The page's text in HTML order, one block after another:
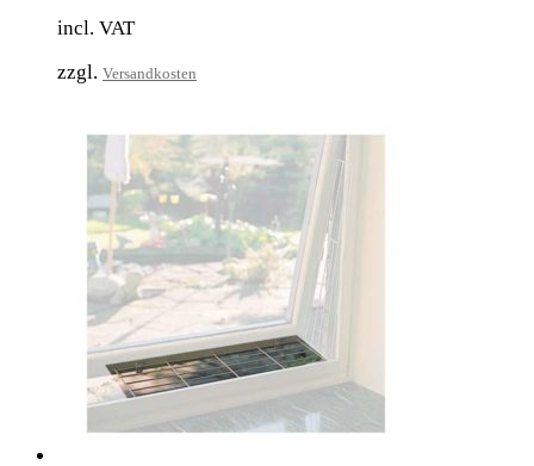
incl. VAT
zzgl. Versandkosten